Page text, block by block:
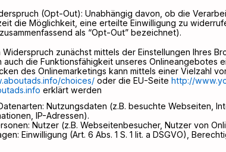
(Opt-Out): Unabhängig davon, ob die
die Möglichkeit, eine erteilte Einwilligung zu
als “Opt-Out” bezeichnet).
Widerspruch zunächst mittels der Einstellungen Ihres
auch die Funktionsfähigkeit unseres Onlineangebotes
des Onlinemarketings kann mittels einer Vielzahl
choices/ oder die EU-Seite http://
erklärt werden
Nutzungsdaten (z.B. besuchte Webseiten,
IP-Adressen).
Nutzer (z.B. Webseitenbesucher, Nutzer von
Einwilligung (Art. 6 Abs. 1 S. 1 lit. a DSGVO),